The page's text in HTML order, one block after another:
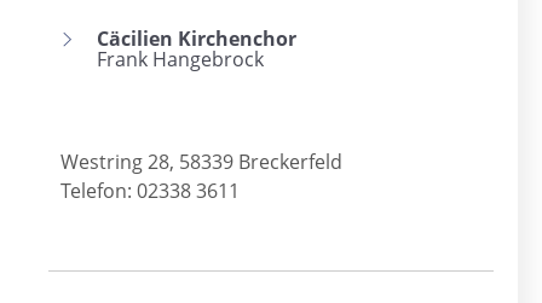
Cäcilien Kirchenchor
Frank Hangebrock
Westring 28, 58339 Breckerfeld
Telefon: 02338 3611